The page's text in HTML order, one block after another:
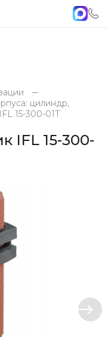
цилиндр,
15-300-01T
IFL 15-300-